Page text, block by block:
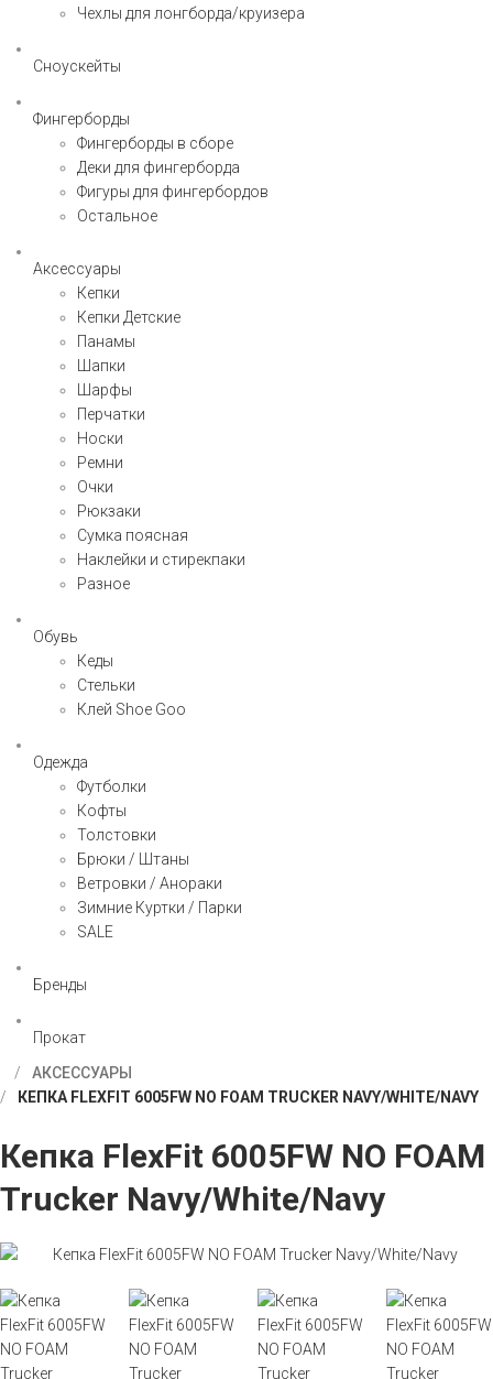
Чехлы для лонгборда/круизера
Сноускейты
Фингерборды
Фингерборды в сборе
Деки для фингерборда
Фигуры для фингербордов
Остальное
Аксессуары
Кепки
Кепки Детские
Панамы
Шапки
Шарфы
Перчатки
Носки
Ремни
Очки
Рюкзаки
Сумка поясная
Наклейки и стирекпаки
Разное
Обувь
Кеды
Стельки
Клей Shoe Goo
Одежда
Футболки
Кофты
Толстовки
Брюки / Штаны
Ветровки / Анораки
Зимние Куртки / Парки
SALE
Бренды
Прокат
АКСЕССУАРЫ
КЕПКА FLEXFIT 6005FW NO FOAM TRUCKER NAVY/WHITE/NAVY
Кепка FlexFit 6005FW NO FOAM
Trucker Navy/White/Navy